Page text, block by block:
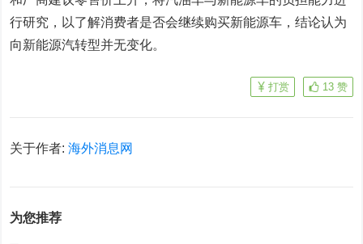
行研究，以了解消费者是否会继续购买新能源车，结论认为
向新能源汽转型并无变化。
13 赞
打赏
关于作者:海外消息网
为您推荐